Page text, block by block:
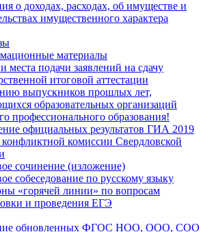
о доходах, расходах, об имуществе и
имущественного характера
материалы
места подачи заявлений на сдачу
итоговой аттестации
выпускников прошлых лет,
образовательных организаций
профессионального образования!
официальных результатов ГИА 2019
конфликтной комиссии Свердловской
сочинение (изложение)
собеседование по русскому языку
«горячей линии» по вопросам
и проведения ЕГЭ
обновленных ФГОС НОО, ООО, СОО